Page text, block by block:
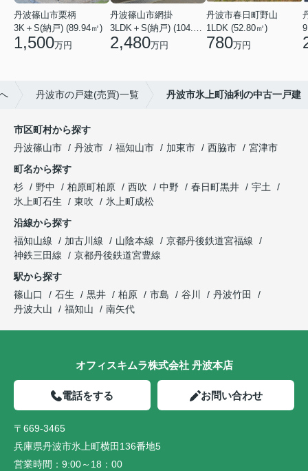
丹波篠山市栗柄
3K＋S(納戸) (89.94㎡)
1,500万円
丹波篠山市網掛
3LDK＋S(納戸) (104.34㎡)
2,480万円
丹波市春日町野山
1LDK (52.80㎡)
780万円
丹波市の戸建(売買)一覧 丹波市氷上町油利の中古一戸建
市区町村から探す
丹波篠山市
丹波市 福知山市 加東市 西脇市
宮津市
町名から探す
杉
野中 柏原町柏原 西吹 中野 春日町黒井
宇土
氷上町石生
東吹
氷上町成松
沿線から探す
福知山線
加古川線 山陰本線
京都丹後鉄道宮福線
神鉄三田線
京都丹後鉄道宮豊線
駅から探す
篠山口
石生 黒井 柏原 市島 谷川
丹波竹田
丹波大山
福知山 南矢代
オフィスキムラ株式会社 丹波本店
電話をする お問い合わせ
〒669-3465
兵庫県丹波市氷上町横田136番地5
営業時間： 9:00～18：00